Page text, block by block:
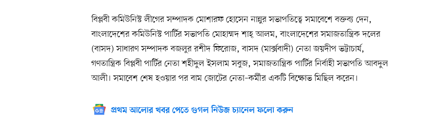
বিপ্লবী কমিউনিস্ট লীগের সম্পাদক মোশারফ হোসেন নান্নুর সভাপতিত্বে সমাবেশে বক্তব্য দেন,
বাংলাদেশের কমিউনিস্ট পার্টির সভাপতি মোহাম্মদ শাহ্ আলম, বাংলাদেশের সমাজতান্ত্রিক দলের
(বাসদ) সাধারণ সম্পাদক বজলুর রশীদ ফিরোজ, বাসদ (মার্ক্সবাদী) নেতা জয়দীপ ভট্টাচার্য,
গণতান্ত্রিক বিপ্লবী পার্টির নেতা শহীদুল ইসলাম সবুজ, সমাজতান্ত্রিক পার্টির নির্বাহী সভাপতি আবদুল
আলী। সমাবেশ শেষ হওয়ার পর বাম জোটের নেতা–কর্মীর একটি বিক্ষোভ মিছিল করেন।
প্রথম আলোর খবর পেতে গুগল নিউজ চ্যানেল ফলো করুন